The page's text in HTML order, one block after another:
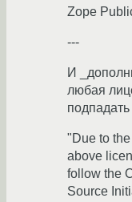
Zope
---
И
любая
"Due to
above
follow the
Source